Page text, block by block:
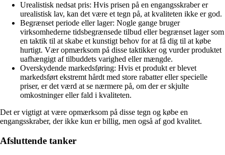
Urealistisk nedsat pris: Hvis prisen på en engangsskraber er
urealistisk lav, kan det være et tegn på, at kvaliteten ikke er god.
Begrænset periode eller lager: Nogle gange bruger
virksomhederne tidsbegrænsede tilbud eller begrænset lager som
en taktik til at skabe et kunstigt behov for at få dig til at købe
hurtigt. Vær opmærksom på disse taktikker og vurder produktet
uafhængigt af tilbuddets varighed eller mængde.
Overskydende markedsføring: Hvis et produkt er blevet
markedsført ekstremt hårdt med store rabatter eller specielle
priser, er det værd at se nærmere på, om der er skjulte
omkostninger eller fald i kvaliteten.
Det er vigtigt at være opmærksom på disse tegn og købe en
engangsskraber, der ikke kun er billig, men også af god kvalitet.
Afsluttende tanker